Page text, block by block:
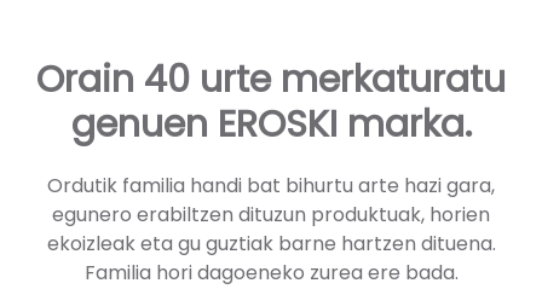
Orain 40 urte merkaturatu
genuen EROSKI marka.
Ordutik familia handi bat bihurtu arte hazi gara,
egunero erabiltzen dituzun produktuak, horien
ekoizleak eta gu guztiak barne hartzen dituena.
Familia hori dagoeneko zurea ere bada.